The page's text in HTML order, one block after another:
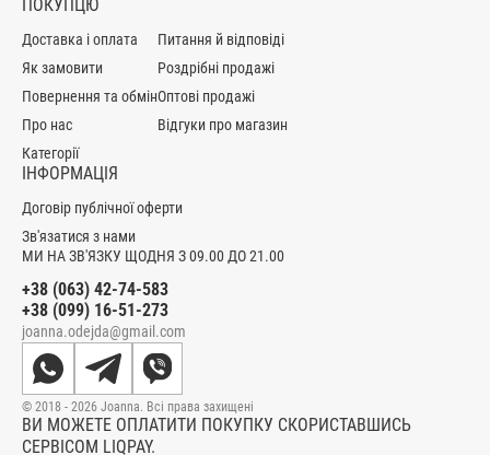
МИ НА ЗВ'ЯЗКУ ЩОДНЯ З 09.00 ДО 21.00
+38 (063) 42-74-583
+38 (099) 16-51-273
joanna.odejda@gmail.com
ПОКУПЦЮ
Доставка і оплата
Як замовити
Повернення та обмін
Про нас
Категорії
Питання й відповіді
Роздрібні продажі
Оптові продажі
Відгуки про магазин
ІНФОРМАЦІЯ
Договір публічної оферти
Зв'язатися з нами
ВИ МОЖЕТЕ ОПЛАТИТИ ПОКУПКУ СКОРИСТАВШИСЬ
СЕРВІСОМ LIQPAY.
© 2018 - 2026 Joanna. Всі права захищені